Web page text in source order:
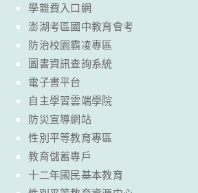
學雜費入口網
澎湖考區國中教育會考
防治校園霸凌專區
圖書資訊查詢系統
電子書平台
自主學習雲端學院
防災宣導網站
性別平等教育專區
教育儲蓄專戶
十二年國民基本教育